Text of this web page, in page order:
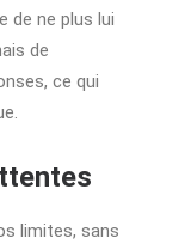
de ne plus lui
de
ce qui
limites, sans